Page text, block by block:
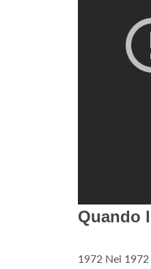
Quando
1972 Nel